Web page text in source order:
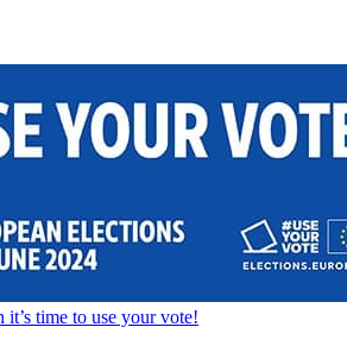
time to use your vote!